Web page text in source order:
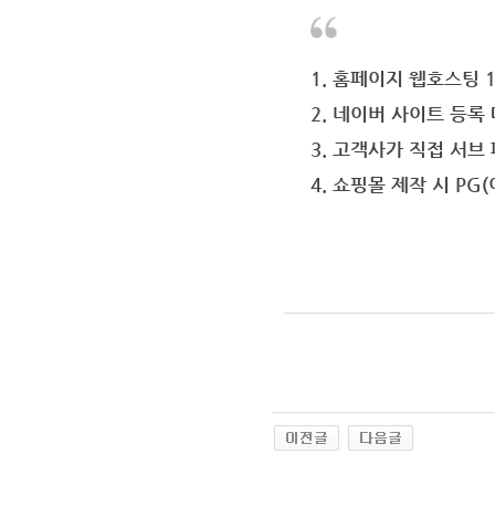
1. 홈페이지 웹호스팅
2. 네이버 사이트 등록
3. 고객사가 직접 서브
4. 쇼핑몰 제작 시 PG(